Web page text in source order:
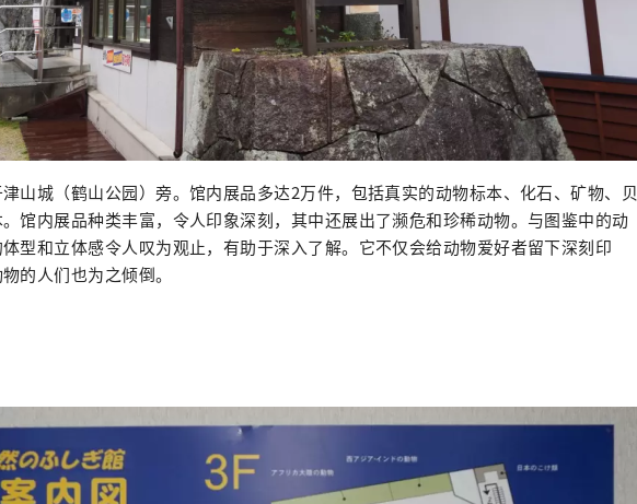
山城（鹤山公园）旁。馆内展品多达2万件，包括真实的动物标本、化石、矿物、贝
馆内展品种类丰富，令人印象深刻，其中还展出了濒危和珍稀动物。与图鉴中的动
型和立体感令人叹为观止，有助于深入了解。它不仅会给动物爱好者留下深刻印
的人们也为之倾倒。